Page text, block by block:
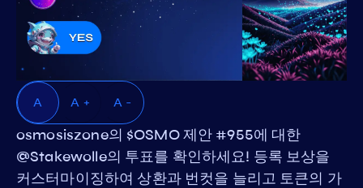
A A + A -
osmosiszone의 $OSMO 제안 #955에 대한
@Stakewolle의 투표를 확인하세요! 등록 보상을
커스터마이징하여 상환과 번컷을 늘리고 토큰의 가